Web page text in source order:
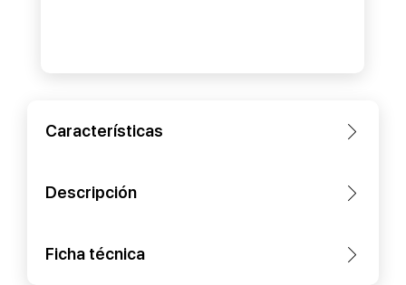
Características
Descripción
Ficha técnica